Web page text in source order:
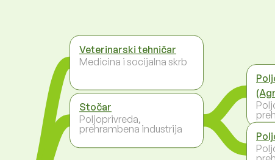
Veterinarski tehničar
Medicina i socijalna skrb
Stočar
Poljoprivreda,
prehrambena industrija